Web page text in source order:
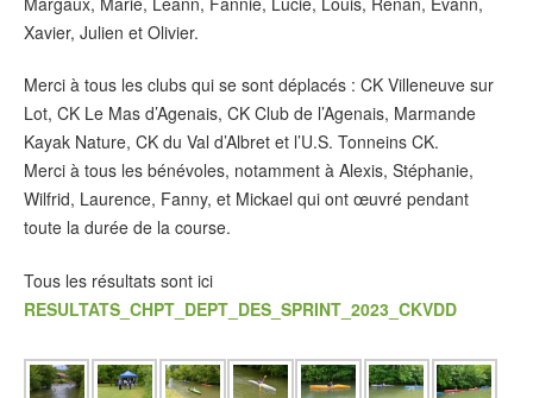
Xavier, Julien et Olivier.
Merci à tous les clubs qui se sont déplacés : CK Villeneuve sur
Lot, CK Le Mas d’Agenais, CK Club de l’Agenais, Marmande
Kayak Nature, CK du Val d’Albret et l’U.S. Tonneins CK.
Merci à tous les bénévoles, notamment à Alexis, Stéphanie,
Wilfrid, Laurence, Fanny, et Mickael qui ont œuvré pendant
toute la durée de la course.
Tous les résultats sont ici
RESULTATS_CHPT_DEPT_DES_SPRINT_2023_CKVDD